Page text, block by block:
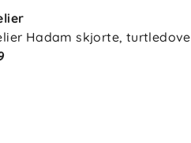
Hadam skjorte, turtledove